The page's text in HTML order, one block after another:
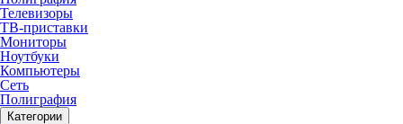
Телевизоры
ТВ-приставки
Мониторы
Ноутбуки
Компьютеры
Сеть
Полиграфия
Категории